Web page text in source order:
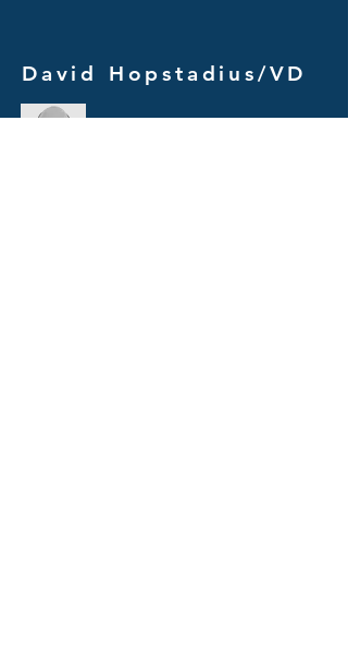
David Hopstadius/VD